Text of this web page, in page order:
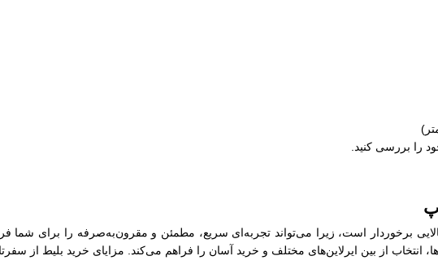
را بررسی کنید.
برخوردار است، زیرا می‌تواند تجربه‌ای سریع، مطمئن و مقرون‌به‌صرفه را برای شما
از بین ایرلاین‌های مختلف و خرید آسان را فراهم می‌کند. مزایای خرید بلیط از